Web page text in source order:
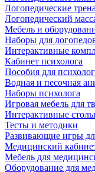
Логопедические
Логопедический
Мебель и
Наборы для
Интерактивные
Кабинет психолога
Пособия для
Водная и песочная
Наборы психолога
Игровая мебель для
Интерактивные
Тесты и методики
Развивающие игры
Медицинский
Мебель для
Оборудование для